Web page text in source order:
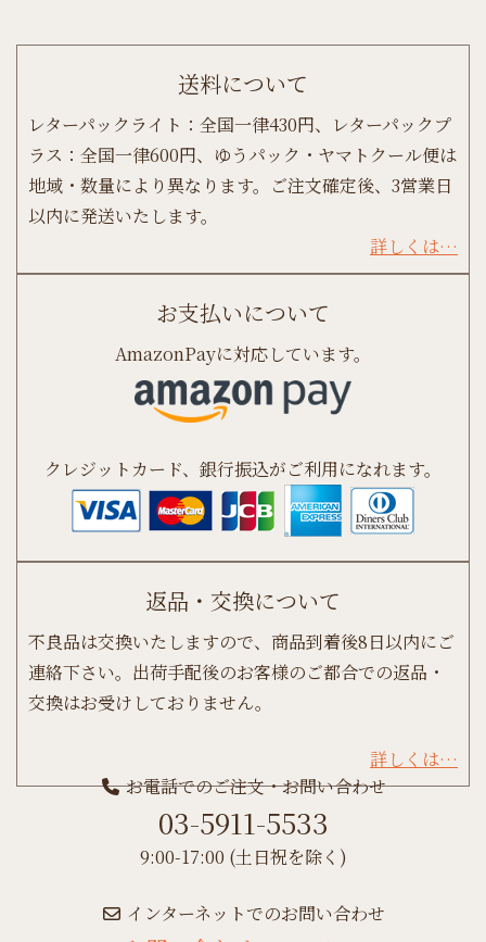
送料について
レターパックライト：全国一律430円、レターパックプ
ラス：全国一律600円、ゆうパック・ヤマトクール便は
地域・数量により異なります。ご注文確定後、3営業日
以内に発送いたします。
詳しくは…
お支払いについて
AmazonPayに対応しています。
クレジットカード、銀行振込がご利用になれます。
返品・交換について
不良品は交換いたしますので、商品到着後8日以内にご
連絡下さい。出荷手配後のお客様のご都合での返品・
交換はお受けしておりません。
詳しくは…
お電話でのご注文・お問い合わせ
03-5911-5533
9:00-17:00 (土日祝を除く)
インターネットでのお問い合わせ